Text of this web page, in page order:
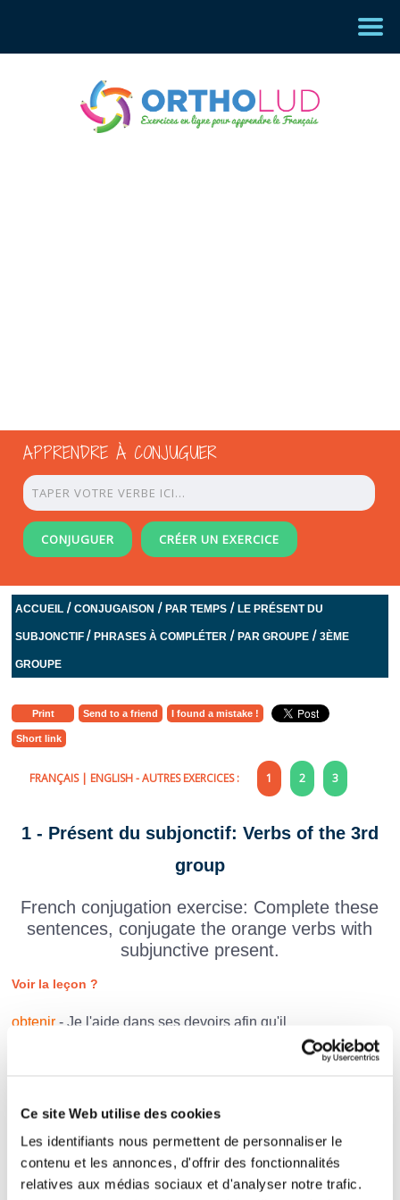
Ce site Web utilise des cookies
Les identifiants nous permettent de personnaliser le
contenu et les annonces, d'offrir des fonctionnalités
relatives aux médias sociaux et d'analyser notre trafic.
APPRENDRE À CONJUGUER
CONJUGUER CRÉER UN EXERCICE
ACCUEIL /CONJUGAISON /PAR TEMPS /LE PRÉSENT DU
SUBJONCTIF/PHRASES À COMPLÉTER /PAR GROUPE /3ÈME
GROUPE
Print Send to a friend I found a mistake !
Short link
FRANÇAIS| ENGLISH- AUTRES EXERCICES : 1 2 3
1 - Présent du subjonctif: Verbs of the 3rd
group
French conjugation exercise: Complete these
sentences, conjugate the orange verbs with
subjunctive present.
Voir la leçon ?
obtenir - Je l'aide dans ses devoirs afin qu'il
convaincre.
prendre- Remets correctement ta chemise avant que je
la photo.